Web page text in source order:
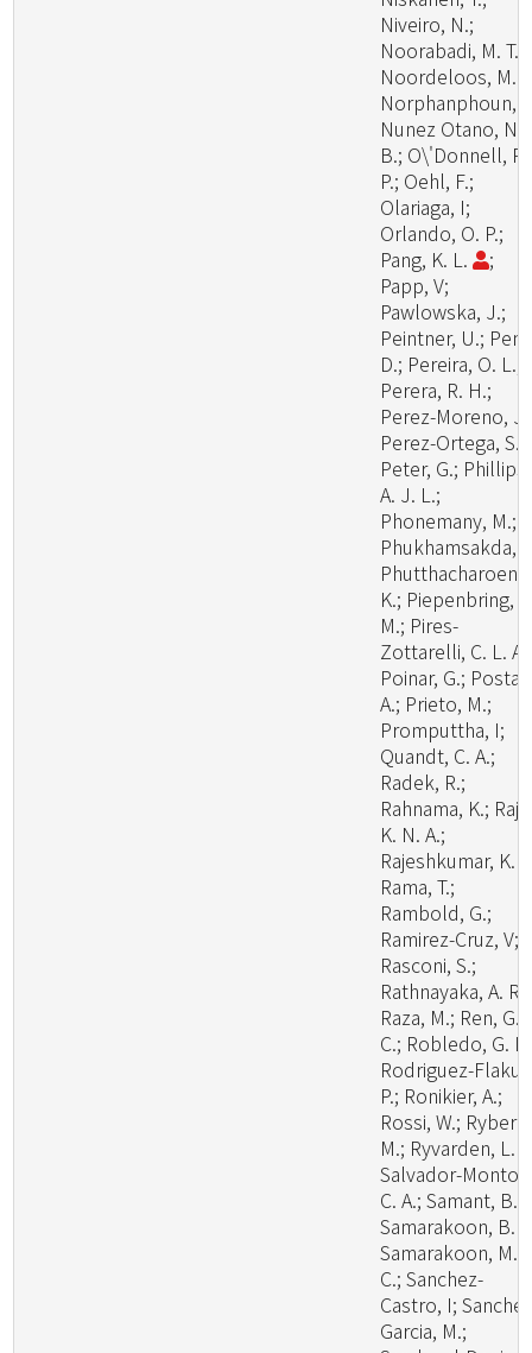
Niveiro, N.;
Noorabadi, M. T.;
Noordeloos, M.
Norphanphoun,
Nunez Otano, N.
B.; O\'Donnell, R.
P.; Oehl, F.;
Olariaga, I;
Orlando, O. P.;
Pang, K. L.
;
Papp, V;
Pawlowska, J.;
Peintner, U.;
D.; Pereira, O. L.;
Perera, R. H.;
Perez-Moreno,
Perez-Ortega, S.;
Peter, G.; Phillips,
A. J. L.;
Phonemany, M.;
Phukhamsakda,
Phutthacharoen,
K.; Piepenbring,
M.; Pires-
Zottarelli, C. L. A.;
Poinar, G.; Posta,
A.; Prieto, M.;
Promputtha, I;
Quandt, C. A.;
Radek, R.;
Rahnama, K.; Raj,
K. N. A.;
Rajeshkumar, K.
Rama, T.;
Rambold, G.;
Ramirez-Cruz, V;
Rasconi, S.;
Rathnayaka, A. R.;
Raza, M.; Ren, G.
C.; Robledo, G.
Rodriguez-
P.; Ronikier, A.;
Rossi, W.; Ryberg,
M.; Ryvarden, L.
Salvador-
C. A.; Samant, B.;
Samarakoon, B.
Samarakoon, M.
C.; Sanchez-
Castro, I;
Garcia, M.;